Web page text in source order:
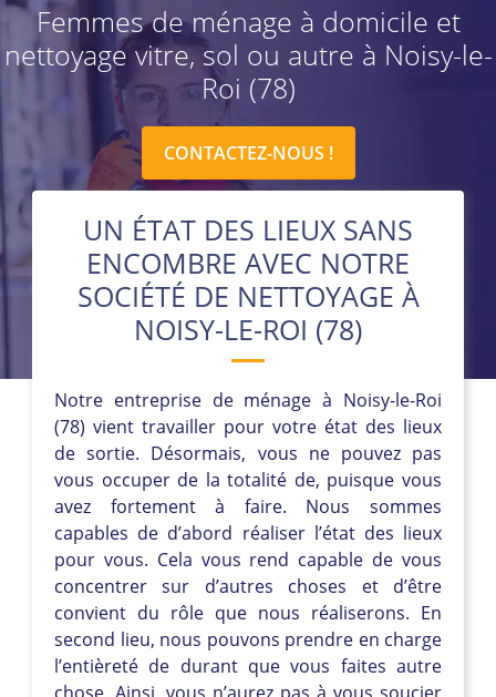
Femmes de ménage à domicile et
nettoyage vitre, sol ou autre à Noisy-le-
Roi (78)
CONTACTEZ-NOUS !
UN ÉTAT DES LIEUX SANS
ENCOMBRE AVEC NOTRE
SOCIÉTÉ DE NETTOYAGE À
NOISY-LE-ROI (78)
Notre entreprise de ménage à Noisy-le-Roi
(78) vient travailler pour votre état des lieux
de sortie. Désormais, vous ne pouvez pas
vous occuper de la totalité de, puisque vous
avez fortement à faire. Nous sommes
capables de d’abord réaliser l’état des lieux
pour vous. Cela vous rend capable de vous
concentrer sur d’autres choses et d’être
convient du rôle que nous réaliserons. En
second lieu, nous pouvons prendre en charge
l’entièreté de durant que vous faites autre